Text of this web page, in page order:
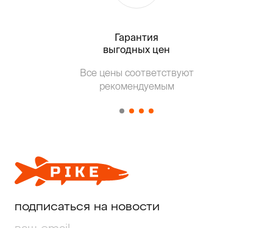
Гарантия
выгодных цен
Все цены соответствуют
рекомендуемым
подписаться на новости